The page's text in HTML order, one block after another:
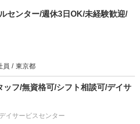
センター/週休3日OK/未経験歓迎/
員 / 東京都
ッフ/無資格可/シフト相談可/デイサ
イサービスセンター